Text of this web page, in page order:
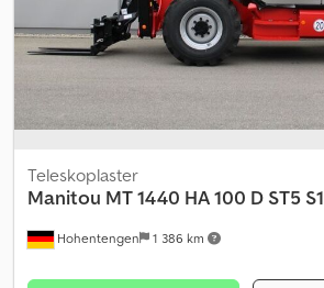
Hohentengen 1 386 km
Teleskoplaster
Manitou MT 1440 HA 100 D ST5 S1